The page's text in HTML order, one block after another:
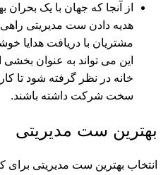
از آنجا که جهان با یک
هدیه دادن ست مدیریتی
مشتریان با دریافت هدایا
این می تواند به عنوان بخشی
خانه در نظر گرفته شود تا
سخت شرکت داشته باشند.
بهترین ست مدیریتی
انتخاب بهترین ست مدیریتی